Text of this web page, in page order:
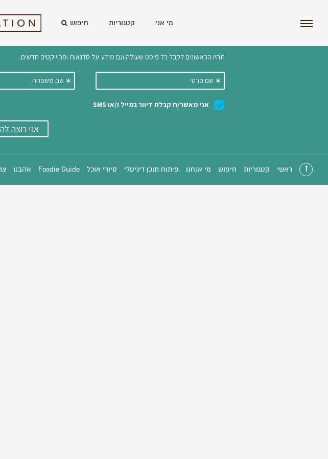
מי אני קטגוריות חיפוש
הצטרפו לניוזלטר שלנו וקבלו ישירות
ראשי קטגוריות חיפוש מי אנחנו פיתוח תוכן דיגיטלי סיורי אוכל Foodie Guide אהבנו